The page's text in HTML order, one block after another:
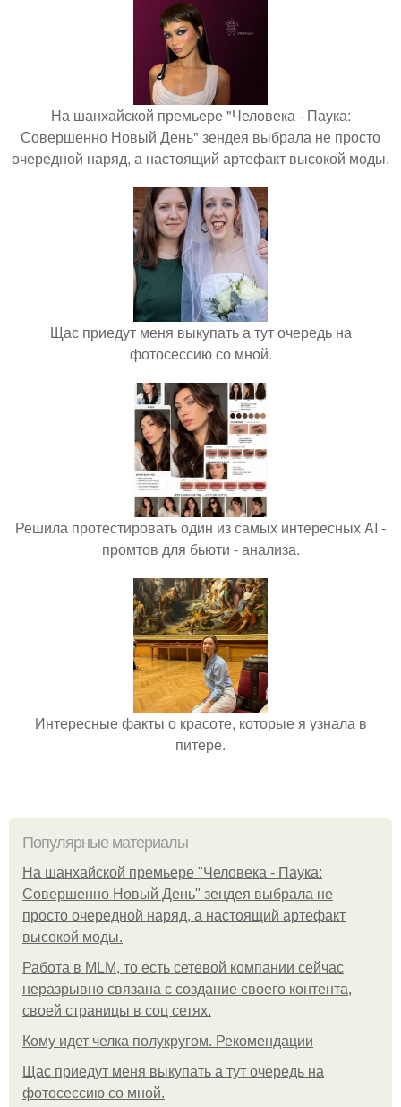
На шанхайской премьере "Человека - Паука:
Совершенно Новый День" зендея выбрала не просто
очередной наряд, а настоящий артефакт высокой моды.
Щас приедут меня выкупать а тут очередь на
фотосессию со мной.
Решила протестировать один из самых интересных AI -
промтов для бьюти - анализа.
Интересные факты о красоте, которые я узнала в
питере.
Популярные материалы
На шанхайской премьере "Человека - Паука:
Совершенно Новый День" зендея выбрала не
просто очередной наряд, а настоящий артефакт
высокой моды.
Работа в MLM, то есть сетевой компании сейчас
неразрывно связана с создание своего контента,
своей страницы в соц сетях.
Кому идет челка полукругом. Рекомендации
Щас приедут меня выкупать а тут очередь на
фотосессию со мной.